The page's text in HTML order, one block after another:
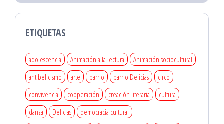
ETIQUETAS
adolescencia Animación a la lectura
Animación sociocultural
antibelicismo
arte barrio barrio Delicias
circo
convivencia
cooperación creación literaria
cultura
danza
Delicias
democracia cultural